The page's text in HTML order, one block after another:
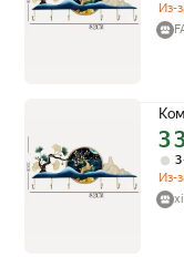
Из-
3
3
Из-